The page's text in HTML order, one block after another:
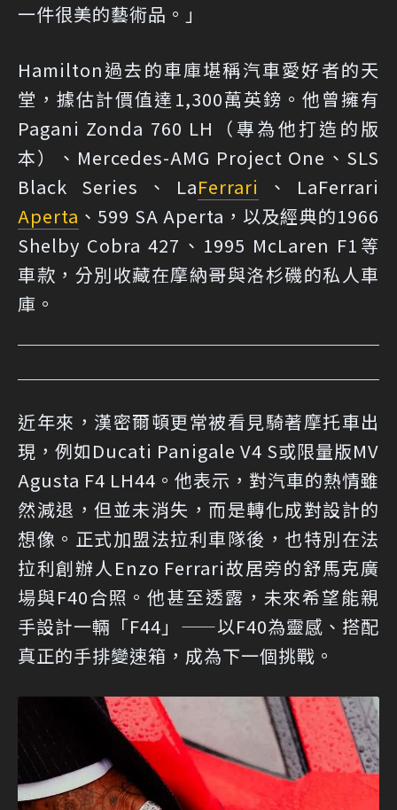
一件很美的藝術品。」
Hamilton過去的車庫堪稱汽車愛好者的天
堂，據估計價值達1,300萬英鎊。他曾擁有
Pagani Zonda 760 LH（專為他打造的版
本）、Mercedes-AMG Project One、SLS
Black Series、LaFerrari
、LaFerrari
Aperta 、599 SA Aperta，以及經典的1966
Shelby Cobra 427、1995 McLaren F1等
車款，分別收藏在摩納哥與洛杉磯的私人車
庫。
近年來，漢密爾頓更常被看見騎著摩托車出
現，例如Ducati Panigale V4 S或限量版MV
Agusta F4 LH44。他表示，對汽車的熱情雖
然減退，但並未消失，而是轉化成對設計的
想像。正式加盟法拉利車隊後，也特別在法
拉利創辦人Enzo Ferrari故居旁的舒馬克廣
場與F40合照。他甚至透露，未來希望能親
手設計一輛「F44」——以F40為靈感、搭配
真正的手排變速箱，成為下一個挑戰。